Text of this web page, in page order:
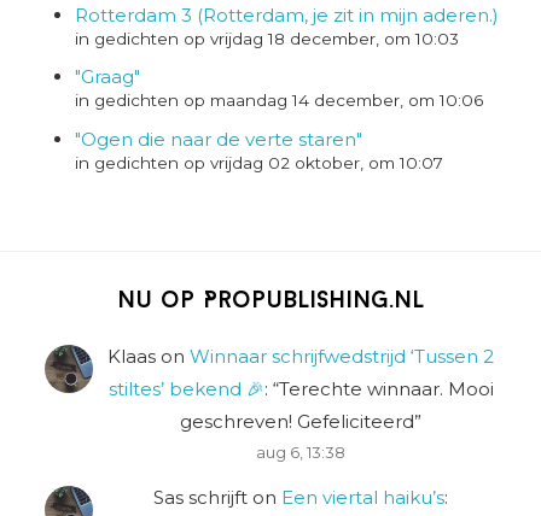
Rotterdam 3 (Rotterdam, je zit in mijn aderen.)
in gedichten op vrijdag 18 december, om 10:03
"Graag"
in gedichten op maandag 14 december, om 10:06
"Ogen die naar de verte staren"
in gedichten op vrijdag 02 oktober, om 10:07
Nu op Propublishing.nl
Klaas on Winnaar schrijfwedstrijd ‘Tussen 2
stiltes’ bekend 🎉: “Terechte winnaar. Mooi
geschreven! Gefeliciteerd”
aug 6, 13:38
Sas schrijft on Een viertal haiku’s: